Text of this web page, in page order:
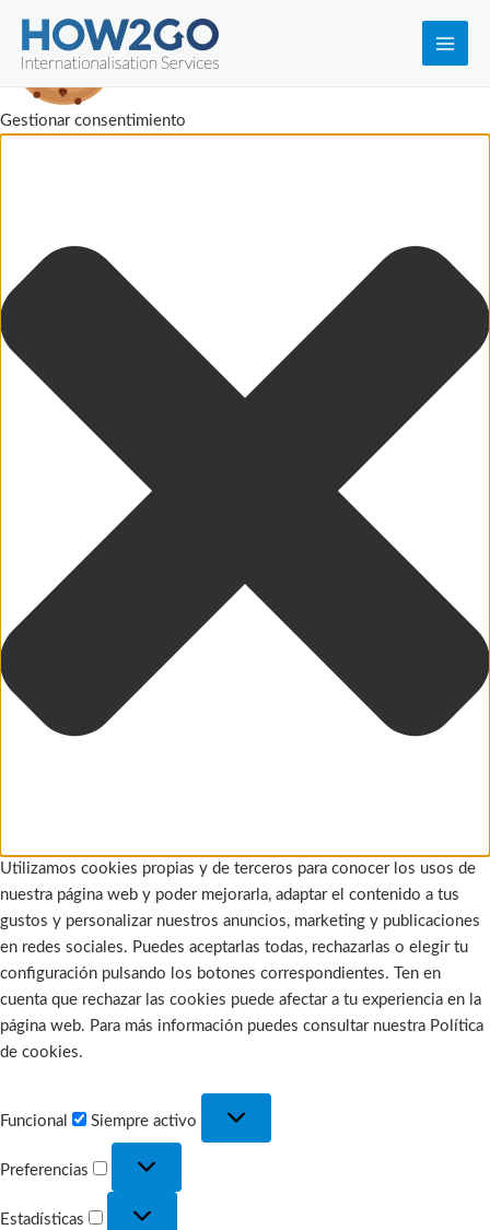
Gestionar consentimiento
Utilizamos cookies propias y de terceros para conocer los usos de
nuestra página web y poder mejorarla, adaptar el contenido a tus
gustos y personalizar nuestros anuncios, marketing y publicaciones
en redes sociales. Puedes aceptarlas todas, rechazarlas o elegir tu
configuración pulsando los botones correspondientes. Ten en
cuenta que rechazar las cookies puede afectar a tu experiencia en la
página web. Para más información puedes consultar nuestra Política
de cookies.
Funcional Siempre activo
Preferencias
Estadísticas
Main